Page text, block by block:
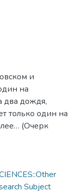
и
на
два дождя,
только один на
(Очерк
Subject